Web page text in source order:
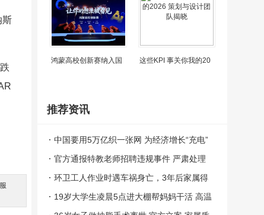
斯
鸿蒙高校创新赛纳入国 这些KPI 事关你我的20
推荐资讯
中国要用5万亿织一张网 为经济增长“充电”
官方通报特教老师招聘违规事件 严肃处理
涉事人员
环卫工人作业时遇车祸身亡，3年后家属得
知有意外险
19岁大学生凌晨5点进大棚帮妈妈干活 高温